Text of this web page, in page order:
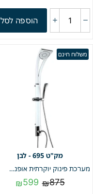
הוספה לסל
משלוח חינם
695 - לבן
מערכת פינוק יוקרתית אופנתיתי מפנקת לבן | מק"ט 695
₪875
₪599